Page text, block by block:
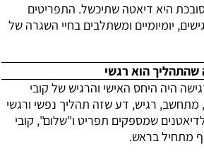
היא דיאטה שתיכשל. התפריטים
יומיומיים ומשתלבים בחיי השגרה של
היה היחס האישי והרגיש של קובי
רגיש, דע שזה תהליך נפשי ורגשי
שמספקים תפריט ו"שלום", קובי
מתחיל בראש.